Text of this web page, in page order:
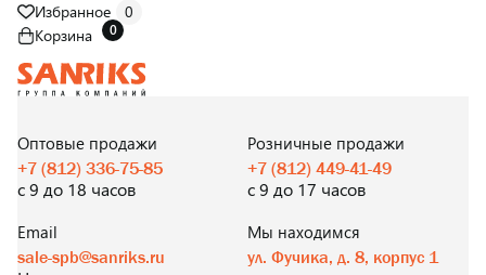
Избранное
0
Корзина
0
И В РОЗНИЦУ
Оптовые продажи
+7 (812) 336-75-85
с 9 до 18 часов
Розничные продажи
+7 (812) 449-41-49
с 9 до 17 часов
Email
sale-spb@sanriks.ru
Мы находимся
ул. Фучика, д. 8, корпус 1